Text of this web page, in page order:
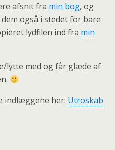
afsnit fra min bog, og
også i stedet for bare
lydfilen ind fra min
lytte med og får glæde af
indlæggene her: Utroskab